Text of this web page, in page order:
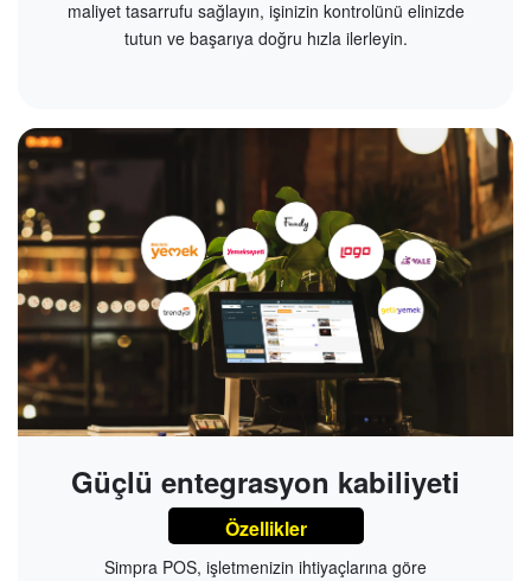
maliyet tasarrufu sağlayın, işinizin kontrolünü elinizde
tutun ve başarıya doğru hızla ilerleyin.
Güçlü entegrasyon kabiliyeti
Özellikler
Simpra POS, işletmenizin ihtiyaçlarına göre